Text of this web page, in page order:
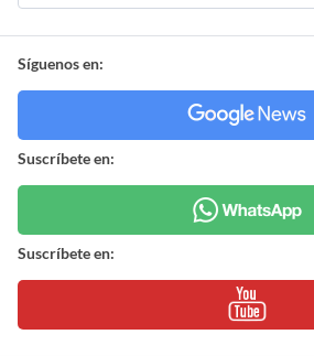
Síguenos en:
Suscríbete en:
Suscríbete en: